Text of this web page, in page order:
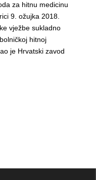
za hitnu medicinu
9. ožujka 2018.
vježbe sukladno
hitnoj
je Hrvatski zavod